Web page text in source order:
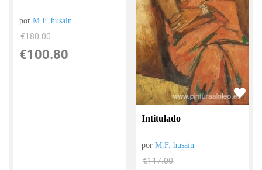
porM.F. husain
€180.00
€100.80
Intitulado
porM.F. husain
€117.00